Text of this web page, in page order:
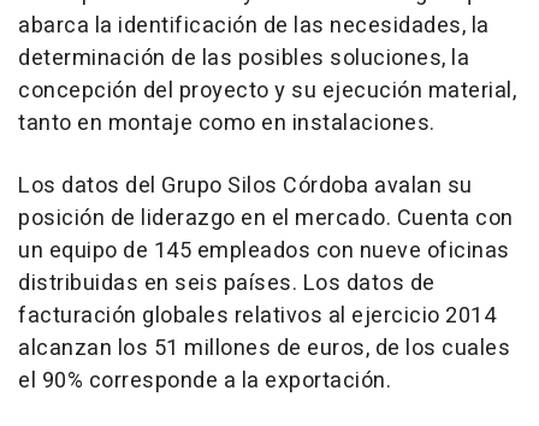
abarca la identificación de las necesidades, la
determinación de las posibles soluciones, la
concepción del proyecto y su ejecución material,
tanto en montaje como en instalaciones.
Los datos del Grupo Silos Córdoba avalan su
posición de liderazgo en el mercado. Cuenta con
un equipo de 145 empleados con nueve oficinas
distribuidas en seis países. Los datos de
facturación globales relativos al ejercicio 2014
alcanzan los 51 millones de euros, de los cuales
el 90% corresponde a la exportación.